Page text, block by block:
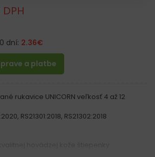
DPH
dní: 2.36€
a platbe
rukavice UNICORN veľkosť 4 až 12
RS21301:2018, RS21302:2018